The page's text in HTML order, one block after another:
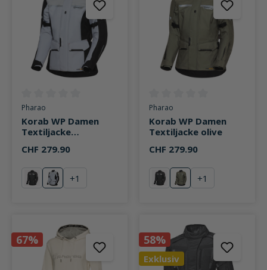
Durchschnittliche Bewertung von 0 von 5 Sternen
Pharao
Korab WP Damen
Textiljacke
CHF 279.90
schwarzschwarz/grau
+1
Durchschnittliche Bewertung
Pharao
Korab WP Damen
Textiljacke olive
CHF 279.90
schwarzolive
+1
67% 58%
Exklusiv